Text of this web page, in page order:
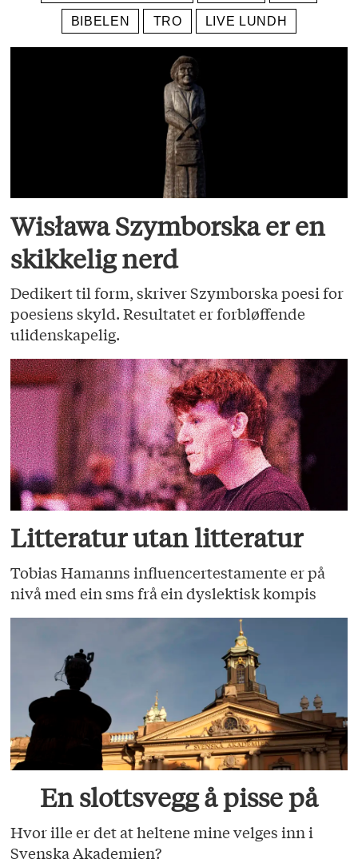
BIBELEN TRO LIVE LUNDH
Wisława Szymborska er en
skikkelig nerd
Dedikert til form, skriver Szymborska poesi for
poesiens skyld. Resultatet er forbløffende
ulidenskapelig.
Litteratur utan litteratur
Tobias Hamanns influencertestamente er på
nivå med ein sms frå ein dyslektisk kompis
En slottsvegg å pisse på
Hvor ille er det at heltene mine velges inn i
Svenska Akademien?